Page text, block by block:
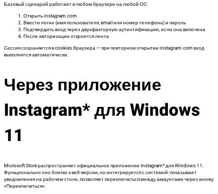
Базовый сценарий работает в любом браузере на любой ОС:
Открыть instagram.com
Ввести логин (имя пользователя, email или номер телефона) и пароль
Подтвердить вход через двухфакторную аутентификацию, если она включена
После авторизации откроется лента
Сессия сохраняется в cookies браузера — при повторном открытии instagram.com вход
выполнится автоматически.
Через приложение
Instagram* для Windows
11
Microsoft Store распространяет официальное приложение Instagram* для Windows 11.
Функционально оно близко к веб-версии, но интегрируется с системой: показывает
уведомления на рабочем столе, позволяет переключаться между аккаунтами через кнопку
«Переключиться».